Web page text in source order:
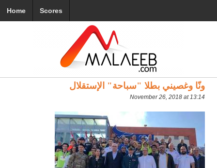
Home Scores
ونّا وغصيني بطلا "سباحة" الإستقلال
November 26, 2018 at 13:14